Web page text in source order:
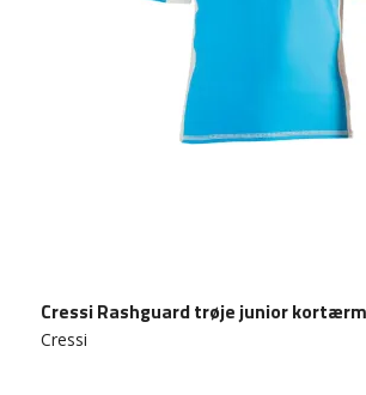
Cressi Rashguard trøje junior
Cressi